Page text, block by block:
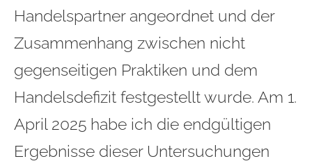
Handelspartner angeordnet und der
Zusammenhang zwischen nicht
gegenseitigen Praktiken und dem
Handelsdefizit festgestellt wurde. Am 1.
April 2025 habe ich die endgültigen
Ergebnisse dieser Untersuchungen